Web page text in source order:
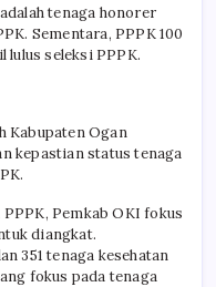
tenaga honorer
Sementara, PPPK 100
lulus seleksi PPPK.
Kabupaten Ogan
kepastian status tenaga
Pemkab OKI fokus
diangkat.
351 tenaga kesehatan
fokus pada tenaga